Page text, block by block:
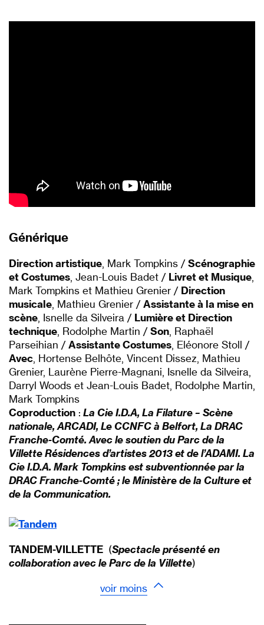
Générique
Direction artistique, Mark Tompkins /Scénographie
et Costumes, Jean-Louis Badet / Livret et Musique,
Mark Tompkins et Mathieu Grenier / Direction
musicale, Mathieu Grenier /Assistante à la mise en
scène, Isnelle da Silveira / Lumière et Direction
technique, Rodolphe Martin /Son, Raphaël
Parseihian /Assistante Costumes, Eléonore Stoll /
Avec, Hortense Belhôte, Vincent Dissez, Mathieu
Grenier, Laurène Pierre-Magnani, Isnelle da Silveira,
Darryl Woods et Jean-Louis Badet, Rodolphe Martin,
Mark Tompkins
Coproduction : La Cie I.D.A, La Filature – Scène
nationale, ARCADI, Le CCNFC à Belfort, La DRAC
Franche-Comté. Avec le soutien du Parc de la
Villette Résidences d’artistes 2013 et de l’ADAMI. La
Cie I.D.A. Mark Tompkins est subventionnée par la
DRAC Franche-Comté ; le Ministère de la Culture et
de la Communication.
TANDEM-VILLETTE (Spectacle présenté en
collaboration avec le Parc de la Villette)
voir moins